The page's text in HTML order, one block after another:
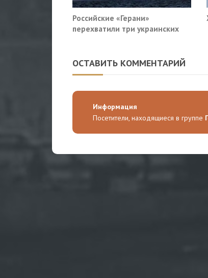
Российские «Герани»
перехватили три украинских
ОСТАВИТЬ КОММЕНТАРИЙ
Информация
Посетители, находящиеся в группе